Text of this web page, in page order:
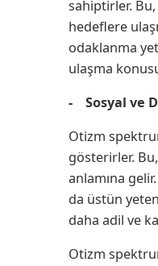
sahiptirler.
hedeflere
odaklanma
ulaşma
- Sosyal ve
Otizm
gösterirler.
anlamına
da üstün
daha adil ve
Otizm